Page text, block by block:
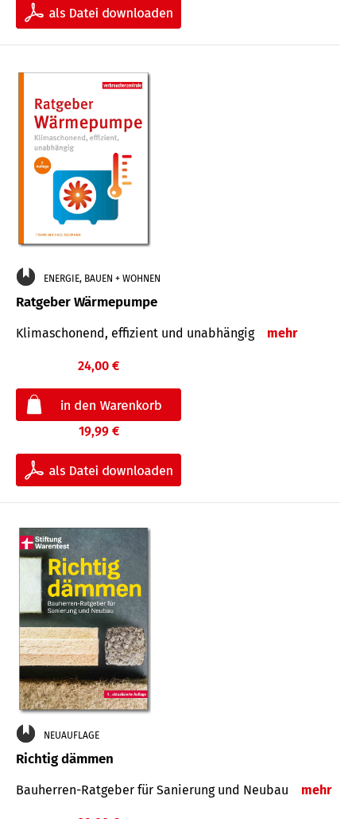
ENERGIE, BAUEN + WOHNEN
Ratgeber Wärmepumpe
Klimaschonend, effizient und unabhängig mehr
24,00 €
19,99 €
NEUAUFLAGE
Richtig dämmen
Bauherren-Ratgeber für Sanierung und Neubau mehr